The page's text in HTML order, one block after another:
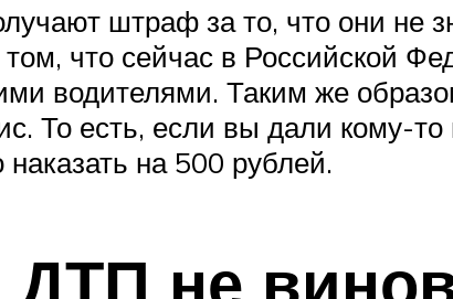
штраф за то, что они
что сейчас в Российской
водителями. Таким же
То есть, если вы дали кому-то
на 500 рублей.
не